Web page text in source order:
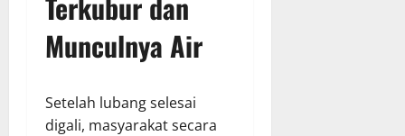
Munculnya Air
Setelah lubang selesai
digali, masyarakat secara